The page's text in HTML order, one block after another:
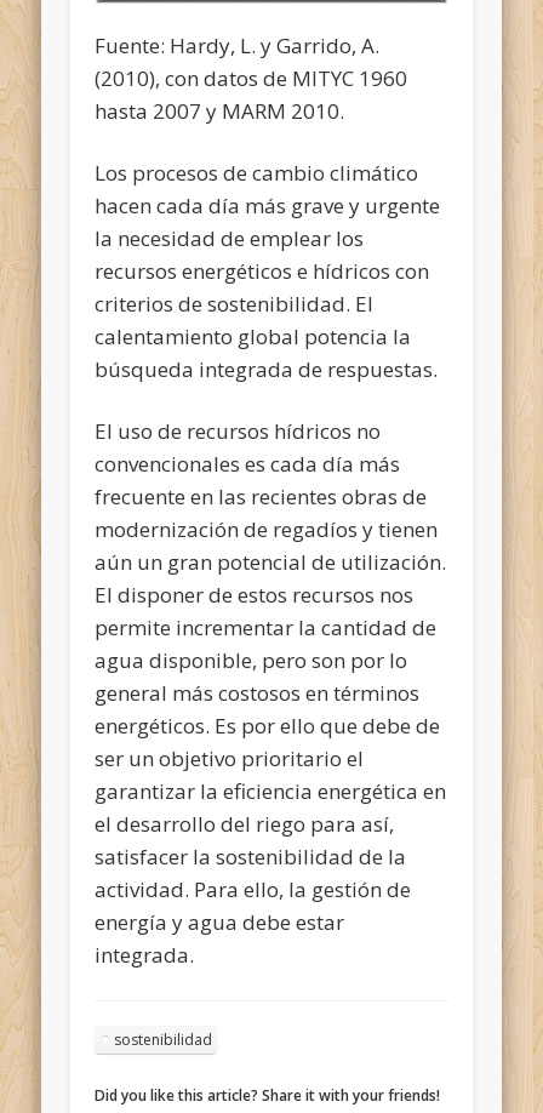
Fuente: Hardy, L. y Garrido, A.
(2010), con datos de MITYC 1960
hasta 2007 y MARM 2010.
Los procesos de cambio climático
hacen cada día más grave y urgente
la necesidad de emplear los
recursos energéticos e hídricos con
criterios de sostenibilidad. El
calentamiento global potencia la
búsqueda integrada de respuestas.
El uso de recursos hídricos no
convencionales es cada día más
frecuente en las recientes obras de
modernización de regadíos y tienen
aún un gran potencial de utilización.
El disponer de estos recursos nos
permite incrementar la cantidad de
agua disponible, pero son por lo
general más costosos en términos
energéticos. Es por ello que debe de
ser un objetivo prioritario el
garantizar la eficiencia energética en
el desarrollo del riego para así,
satisfacer la sostenibilidad de la
actividad. Para ello, la gestión de
energía y agua debe estar
integrada.
sostenibilidad
Did you like this article? Share it with your friends!